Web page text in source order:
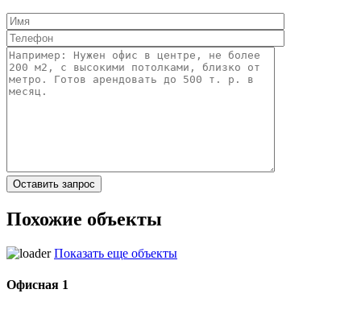
Похожие объекты
Показать еще объекты
Офисная 1